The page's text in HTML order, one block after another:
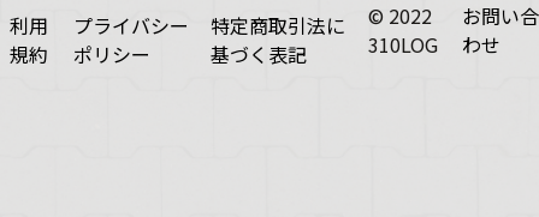
利用
規約
プライバシー
ポリシー
特定商取引法に
基づく表記
© 2022
310LOG
お問い合
わせ